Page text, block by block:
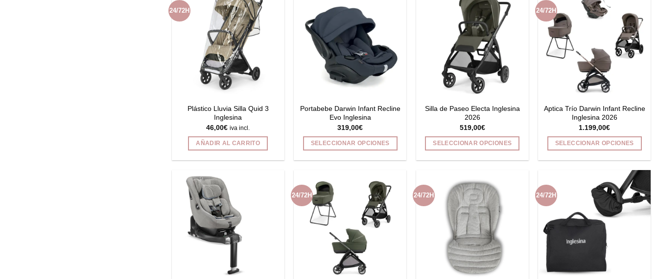
múltiples
variantes.
Las
opciones
se
pueden
elegir
en
página
de
producto
variantes.
Las
opciones
se
pueden
elegir
en
página
de
producto
múltiples
variantes.
Las
opciones
se
pueden
elegir
en
la
página
de
producto
24/72H
Plástico Lluvia Silla Quid 3
Inglesina
46,00€ iva incl.
AÑADIR AL CARRITO
Portabebe Darwin Infant Recline
Evo Inglesina
319,00€
SELECCIONAR OPCIONES
múltiples
variantes.
opciones
se
pueden
elegir
en
Silla de Paseo Electa Inglesina
2026
519,00€
SELECCIONAR OPCIONES
múltiples
variantes.
Las
opciones
se
pueden
elegir
en
24/72H
Aptica Trío Darwin Infant Recline
Inglesina 2026
1.199,00€
SELECCIONAR OPCIONES
múltiples
variantes.
Las
opciones
pueden
elegir
24/72H 24/72H 24/72H